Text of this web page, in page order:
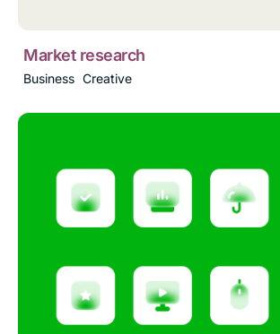
Market research
Business Creative